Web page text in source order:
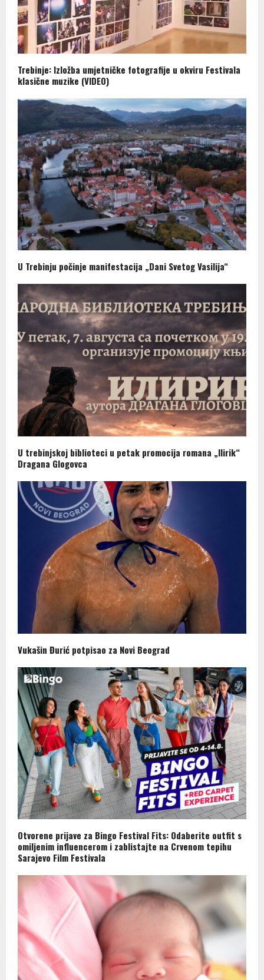
Trebinje: Izložba umjetničke fotografije u okviru Festivala
klasične muzike (VIDEO)
U Trebinju počinje manifestacija „Dani Svetog Vasilija“
U trebinjskoj biblioteci u petak promocija romana „Ilirik“
Dragana Glogovca
Vukašin Đurić potpisao za Novi Beograd
Otvorene prijave za Bingo Festival Fits: Odaberite outfit s
omiljenim influencerom i zablistajte na Crvenom tepihu
Sarajevo Film Festivala